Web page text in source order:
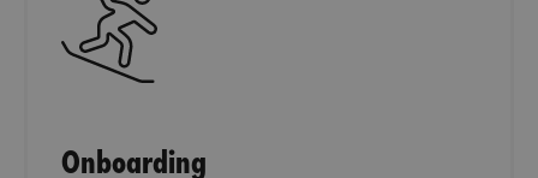
Onboarding